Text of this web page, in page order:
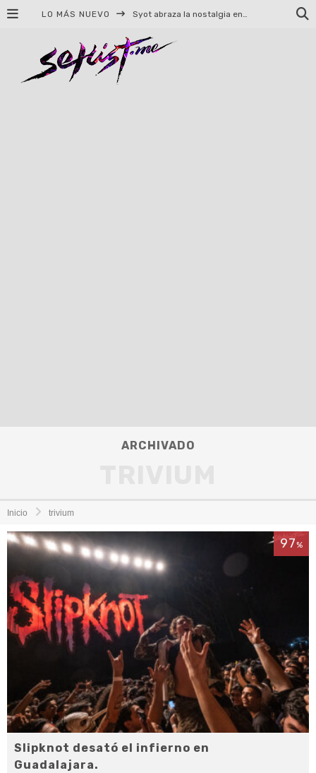
LO MÁS NUEVO Syot abraza la nostalgia en «Blame», el primer adelanto de su EP debut
ARCHIVADO
Inicio trivium
97%
Slipknot desató el infierno en
Guadalajara.